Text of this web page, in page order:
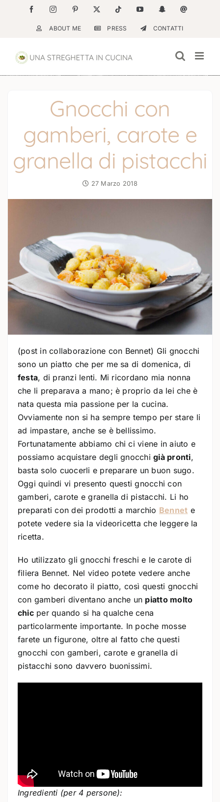
contenuto
FacebookInstagramPinterest Tiktok YouTubeSnapchatEmail
ABOUT ME PRESS CONTATTI
Gnocchi con
gamberi, carote e
granella di pistacchi
27 Marzo 2018
(post in collaborazione con Bennet) Gli gnocchi
sono un piatto che per me sa di domenica, di
festa, di pranzi lenti. Mi ricordano mia nonna
che li preparava a mano; è proprio da lei che è
nata questa mia passione per la cucina.
Ovviamente non si ha sempre tempo per stare li
ad impastare, anche se è bellissimo.
Fortunatamente abbiamo chi ci viene in aiuto e
possiamo acquistare degli gnocchigià pronti,
basta solo cuocerli e preparare un buon sugo.
Oggi quindi vi presento questi gnocchi con
gamberi, carote e granella di pistacchi. Li ho
preparati con dei prodotti a marchio Bennet e
potete vedere sia la videoricetta che leggere la
ricetta.
Ho utilizzato gli gnocchi freschi e le carote di
filiera Bennet. Nel video potete vedere anche
come ho decorato il piatto, così questi gnocchi
con gamberi diventano anche un piatto molto
chicper quando si ha qualche cena
particolarmente importante. In poche mosse
farete un figurone, oltre al fatto che questi
gnocchi con gamberi, carote e granella di
pistacchi sono davvero buonissimi.
Ingredienti (per 4 persone):